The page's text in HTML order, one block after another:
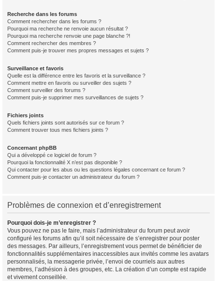
Recherche dans les forums
Comment rechercher dans les forums ?
Pourquoi ma recherche ne renvoie aucun résultat ?
Pourquoi ma recherche renvoie une page blanche ?!
Comment rechercher des membres ?
Comment puis-je trouver mes propres messages et sujets ?
Surveillance et favoris
Quelle est la différence entre les favoris et la surveillance ?
Comment mettre en favoris ou surveiller des sujets ?
Comment surveiller des forums ?
Comment puis-je supprimer mes surveillances de sujets ?
Fichiers joints
Quels fichiers joints sont autorisés sur ce forum ?
Comment trouver tous mes fichiers joints ?
Concernant phpBB
Qui a développé ce logiciel de forum ?
Pourquoi la fonctionnalité X n’est pas disponible ?
Qui contacter pour les abus ou les questions légales concernant ce forum ?
Comment puis-je contacter un administrateur du forum ?
Problèmes de connexion et d’enregistrement
Pourquoi dois-je m’enregistrer ?
Vous pouvez ne pas le faire, mais l’administrateur du forum peut avoir
configuré les forums afin qu’il soit nécessaire de s’enregistrer pour poster
des messages. Par ailleurs, l’enregistrement vous permet de bénéficier de
fonctionnalités supplémentaires inaccessibles aux invités comme les avatars
personnalisés, la messagerie privée, l’envoi de courriels aux autres
membres, l’adhésion à des groupes, etc. La création d’un compte est rapide
et vivement conseillée.